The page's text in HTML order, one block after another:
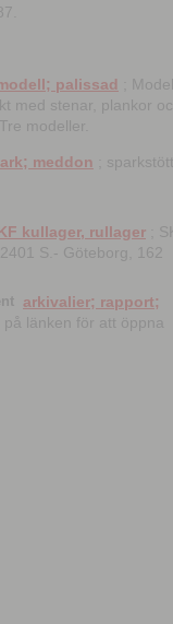
palissad
;
med stenar, plankor
modeller.
meddon ;
kullager, rullager ;
S.- Göteborg, 162
arkivalier; rapport;
på länken för att öppna